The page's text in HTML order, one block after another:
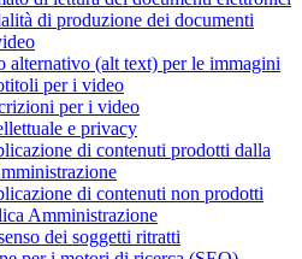
di produzione dei documenti
alternativo (alt text) per le immagini
per i video
per i video
e privacy
di contenuti prodotti dalla
di contenuti non prodotti
Amministrazione
dei soggetti ritratti